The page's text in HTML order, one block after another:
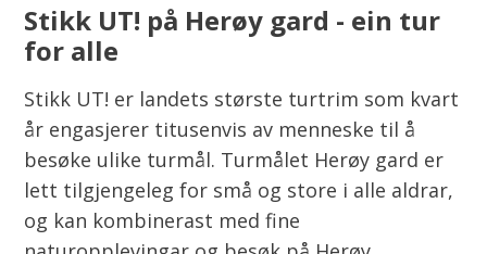
d
g
H
e
r
ø
Stikk UT! på Herøy gard - ein tur
for alle
Stikk UT! er landets største turtrim som kvart
år engasjerer titusenvis av menneske til å
besøke ulike turmål. Turmålet Herøy gard er
lett tilgjengeleg for små og store i alle aldrar,
og kan kombinerast med fine